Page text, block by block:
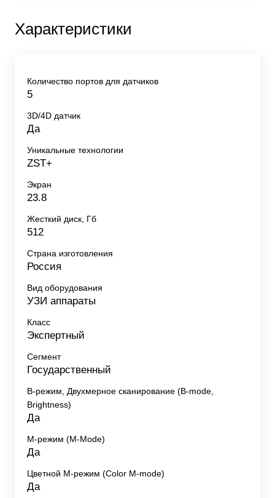
Характеристики
Количество портов для датчиков
5
3D/4D датчик
Да
Уникальные технологии
ZST+
Экран
23.8
Жесткий диск, Гб
512
Страна изготовления
Россия
Вид оборудования
УЗИ аппараты
Класс
Экспертный
Сегмент
Государственный
B-режим, Двухмерное сканирование (B-mode,
Brightness)
Да
M-режим (M-Mode)
Да
Цветной M-режим (Color M-mode)
Да